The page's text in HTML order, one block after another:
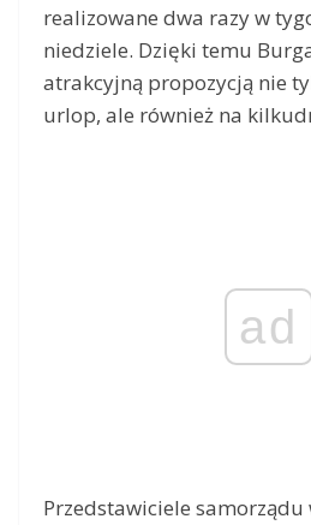
realizowane dwa razy w
niedziele. Dzięki temu
atrakcyjną propozycją nie
urlop, ale również na
ad
Przedstawiciele